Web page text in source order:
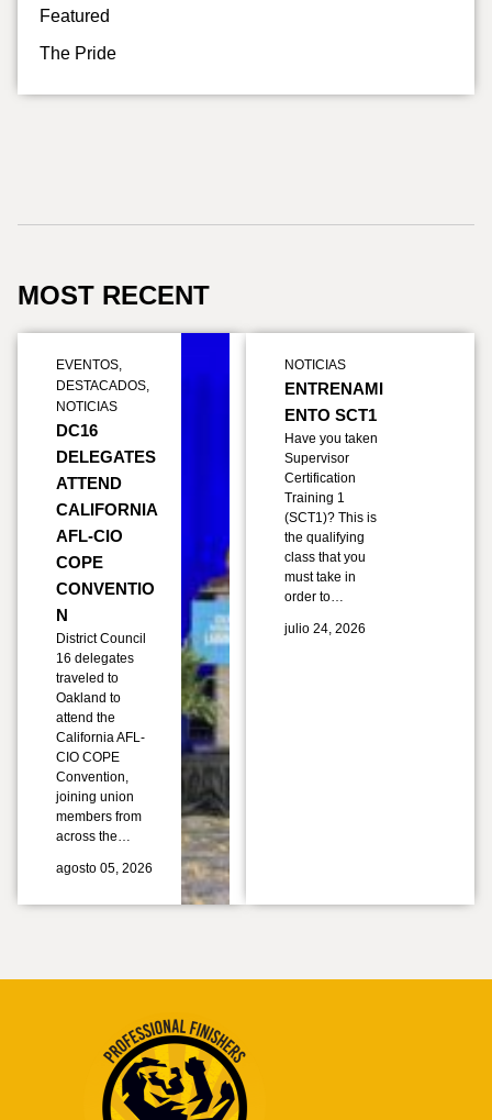
Featured
The Pride
MOST RECENT
EVENTOS,
DESTACADOS,
NOTICIAS
DC16
DELEGATES
ATTEND
CALIFORNIA
AFL-CIO
COPE
CONVENTIO
N
District Council
16 delegates
traveled to
Oakland to
attend the
California AFL-
CIO COPE
Convention,
joining union
members from
across the…
agosto 05, 2026
NOTICIAS
ENTRENAMI
ENTO SCT1
Have you taken
Supervisor
Certification
Training 1
(SCT1)? This is
the qualifying
class that you
must take in
order to…
julio 24, 2026